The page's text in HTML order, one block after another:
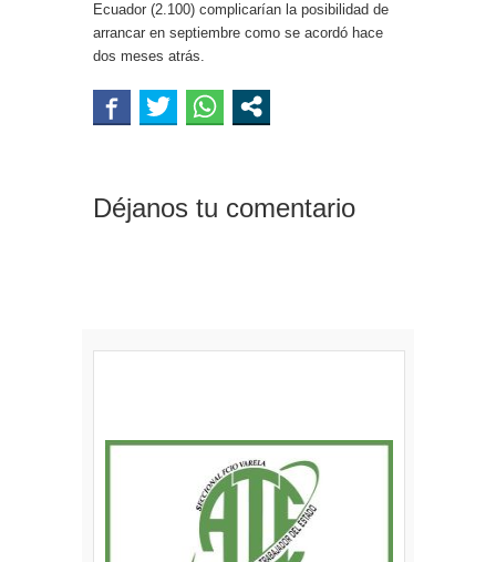
Ecuador (2.100) complicarían la posibilidad de
arrancar en septiembre como se acordó hace
dos meses atrás.
Déjanos tu comentario